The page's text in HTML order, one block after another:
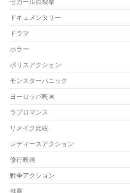
ドキュメンタリー
ドラマ
ホラー
ポリスアクション
モンスターパニック
ヨーロッパ映画
ラブロマンス
リメイク比較
レディースアクション
修行映画
戦争アクション
推薦